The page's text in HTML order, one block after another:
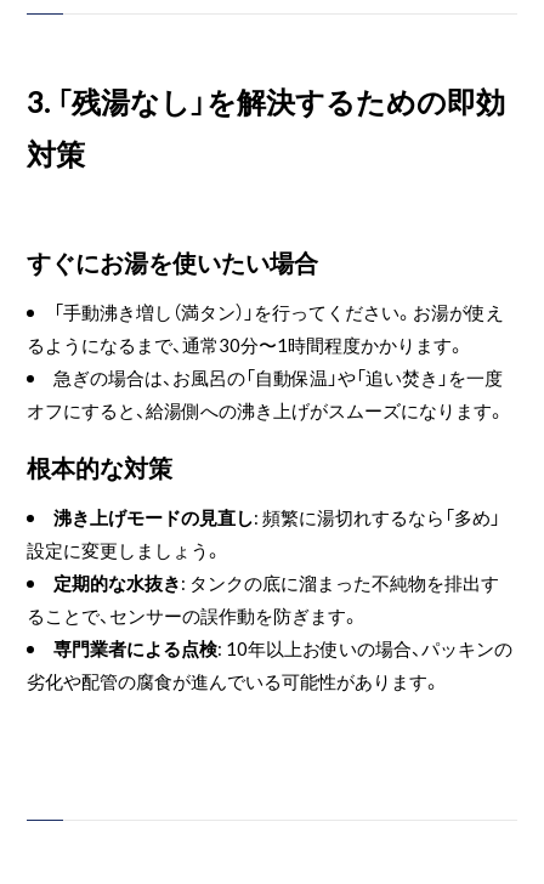
3. 「残湯なし」を解決するための即効
対策
すぐにお湯を使いたい場合
「手動沸き増し（満タン）」を行ってください。お湯が使え
るようになるまで、通常30分〜1時間程度かかります。
急ぎの場合は、お風呂の「自動保温」や「追い焚き」を一度
オフにすると、給湯側への沸き上げがスムーズになります。
根本的な対策
沸き上げモードの見直し: 頻繁に湯切れするなら「多め」
設定に変更しましょう。
定期的な水抜き: タンクの底に溜まった不純物を排出す
ることで、センサーの誤作動を防ぎます。
専門業者による点検: 10年以上お使いの場合、パッキンの
劣化や配管の腐食が進んでいる可能性があります。